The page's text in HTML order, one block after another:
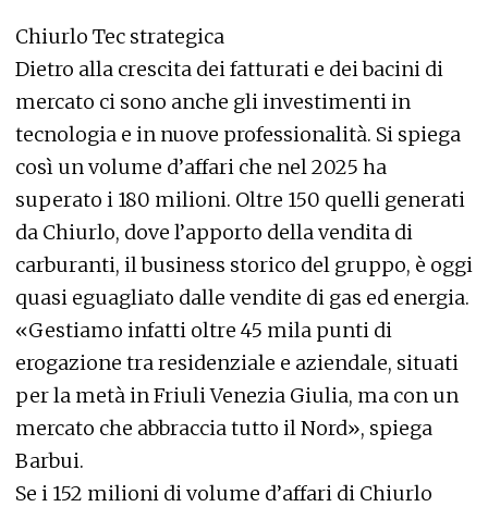
Chiurlo Tec strategica
Dietro alla crescita dei fatturati e dei bacini di
mercato ci sono anche gli investimenti in
tecnologia e in nuove professionalità. Si spiega
così un volume d’affari che nel 2025 ha
superato i 180 milioni. Oltre 150 quelli generati
da Chiurlo, dove l’apporto della vendita di
carburanti, il business storico del gruppo, è oggi
quasi eguagliato dalle vendite di gas ed energia.
«Gestiamo infatti oltre 45 mila punti di
erogazione tra residenziale e aziendale, situati
per la metà in Friuli Venezia Giulia, ma con un
mercato che abbraccia tutto il Nord», spiega
Barbui.
Se i 152 milioni di volume d’affari di Chiurlo